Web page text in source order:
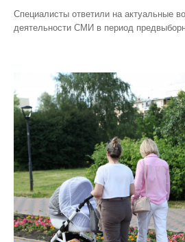
Специалисты ответили на актуальные
деятельности СМИ в период